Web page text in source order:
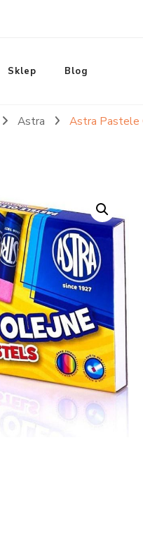
Sklep Blog
Astra Astra Pastele